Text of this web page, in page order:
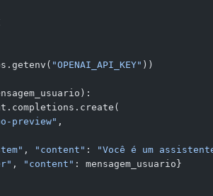
"OPENAI_API_KEY" ))
preview" ,
, "content" : "Você é um
, "content" : mensagem_usuario}